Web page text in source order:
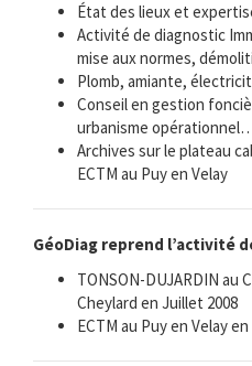
État des lieux et
Activité de diagnostic
mise aux normes,
Plomb, amiante,
Conseil en gestion
urbanisme
Archives sur le plateau
ECTM au Puy en Velay
GéoDiag reprend l’activité
TONSON-DUJARDIN au
Cheylard en Juillet 2008
ECTM au Puy en Velay